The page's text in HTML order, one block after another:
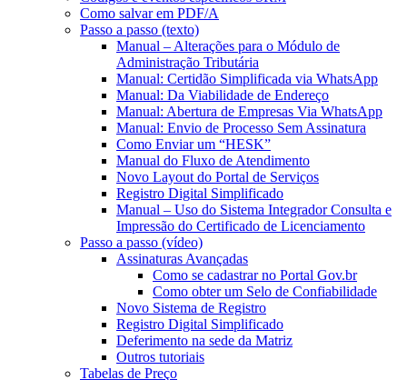
Como salvar em PDF/A
Passo a passo (texto)
Manual – Alterações para o Módulo de
Administração Tributária
Manual: Certidão Simplificada via WhatsApp
Manual: Da Viabilidade de Endereço
Manual: Abertura de Empresas Via WhatsApp
Manual: Envio de Processo Sem Assinatura
Como Enviar um “HESK”
Manual do Fluxo de Atendimento
Novo Layout do Portal de Serviços
Registro Digital Simplificado
Manual – Uso do Sistema Integrador Consulta e
Impressão do Certificado de Licenciamento
Passo a passo (vídeo)
Assinaturas Avançadas
Como se cadastrar no Portal Gov.br
Como obter um Selo de Confiabilidade
Novo Sistema de Registro
Registro Digital Simplificado
Deferimento na sede da Matriz
Outros tutoriais
Tabelas de Preço